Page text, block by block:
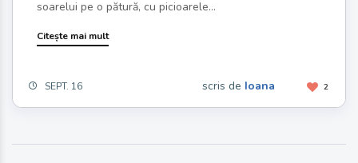
soarelui pe o pătură, cu picioarele...
Citește mai mult
SEPT. 16 2
scris de Ioana